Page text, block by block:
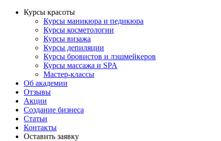
Курсы красоты
Курсы маникюра и педикюра
Курсы косметологии
Курсы визажа
Курсы депиляции
Курсы бровистов и лэшмейкеров
Курсы массажа и SPA
Мастер-классы
Об академии
Отзывы
Акции
Создание бизнеса
Статьи
Контакты
Оставить заявку